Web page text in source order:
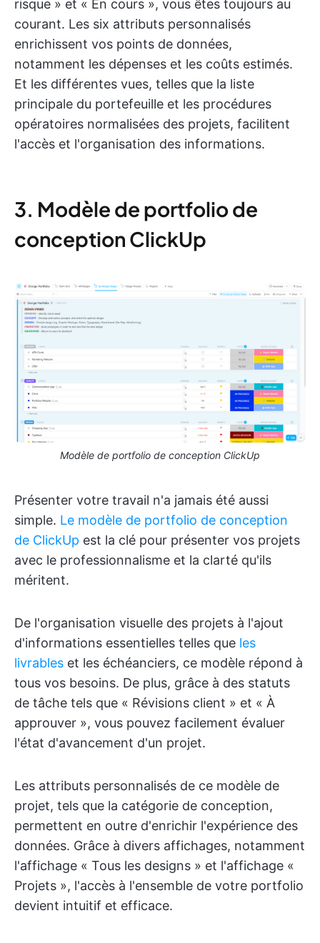
risque » et « En cours », vous êtes toujours au
courant. Les six attributs personnalisés
enrichissent vos points de données,
notamment les dépenses et les coûts estimés.
Et les différentes vues, telles que la liste
principale du portefeuille et les procédures
opératoires normalisées des projets, facilitent
l'accès et l'organisation des informations.
3. Modèle de portfolio de
conception ClickUp
Modèle de portfolio de conception ClickUp
Présenter votre travail n'a jamais été aussi
simple. Le modèle de portfolio de conception
de ClickUp est la clé pour présenter vos projets
avec le professionnalisme et la clarté qu'ils
méritent.
De l'organisation visuelle des projets à l'ajout
d'informations essentielles telles que les
livrables et les échéanciers, ce modèle répond à
tous vos besoins. De plus, grâce à des statuts
de tâche tels que « Révisions client » et « À
approuver », vous pouvez facilement évaluer
l'état d'avancement d'un projet.
Les attributs personnalisés de ce modèle de
projet, tels que la catégorie de conception,
permettent en outre d'enrichir l'expérience des
données. Grâce à divers affichages, notamment
l'affichage « Tous les designs » et l'affichage «
Projets », l'accès à l'ensemble de votre portfolio
devient intuitif et efficace.